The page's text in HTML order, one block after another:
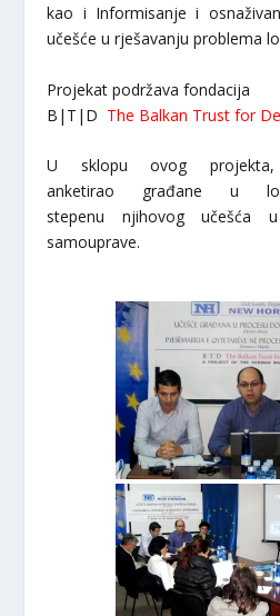
kao i Informisanje i
učešće u rješavanju problema
Projekat podržava fondacija
B|T|D The Balkan Trust for
U sklopu ovog
anketirao građane u
stepenu njihovog učešća
samouprave.